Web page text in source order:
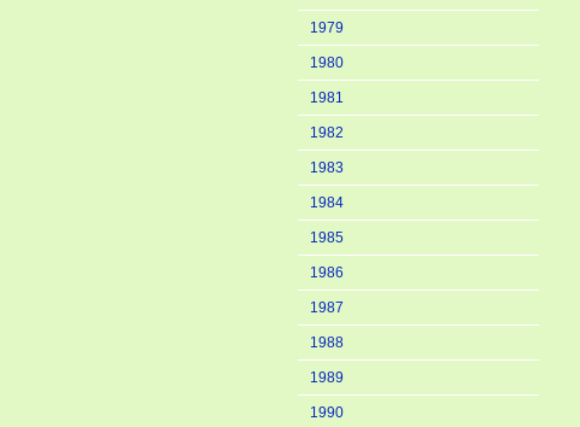
1979
1980
1981
1982
1983
1984
1985
1986
1987
1988
1989
1990